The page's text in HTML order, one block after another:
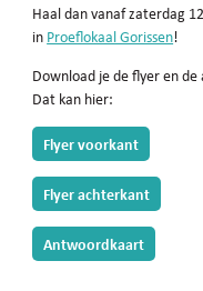
Haal dan vanaf zaterdag
in Proeflokaal Gorissen!
Download je de flyer en
Dat kan hier:
Flyer voorkant
Flyer achterkant
Antwoordkaart